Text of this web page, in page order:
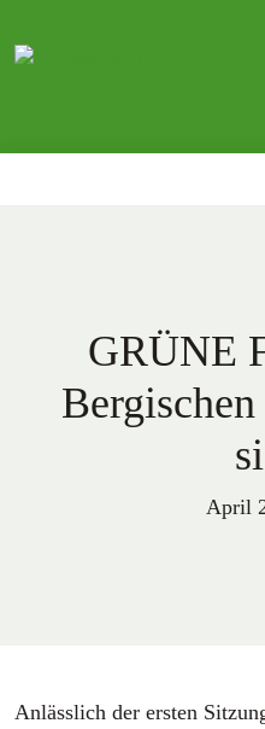
zum
GRÜNE
April
Anlässlich der ersten